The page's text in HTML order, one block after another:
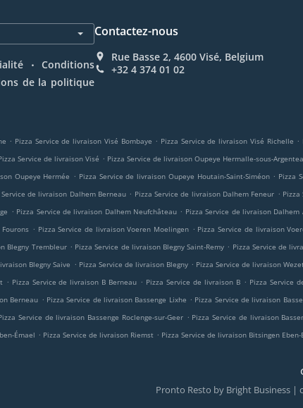
. Conditions
de la politique
Contactez-nous
Rue Basse 2, 4600 Visé, Belgium
+32 4 374 01 02
. Pizza Service de livraison Visé Bombaye . Pizza Service de livraison Visé Richelle .
Service de livraison Visé . Pizza Service de livraison Oupeye Hermalle-sous-
Oupeye Hermée . Pizza Service de livraison Oupeye Houtain-Saint-Siméon . Pizza
Service de livraison Dalhem Berneau . Pizza Service de livraison Dalhem Feneur .
. Pizza Service de livraison Dalhem Neufchâteau . Pizza Service de livraison Dalhem
. Pizza Service de livraison Voeren Moelingen . Pizza Service de livraison
Blegny Trembleur . Pizza Service de livraison Blegny Saint-Remy . Pizza Service de
Blegny Saive . Pizza Service de livraison Blegny . Pizza Service de livraison
. Pizza Service de livraison B Berneau . Pizza Service de livraison B . Pizza Service
Berneau . Pizza Service de livraison Bassenge Lixhe . Pizza Service de livraison
Service de livraison Bassenge Roclenge-sur-Geer . Pizza Service de livraison
Émael . Pizza Service de livraison Riemst . Pizza Service de livraison Bitsingen Eben-
Pronto Resto by Bright Business |